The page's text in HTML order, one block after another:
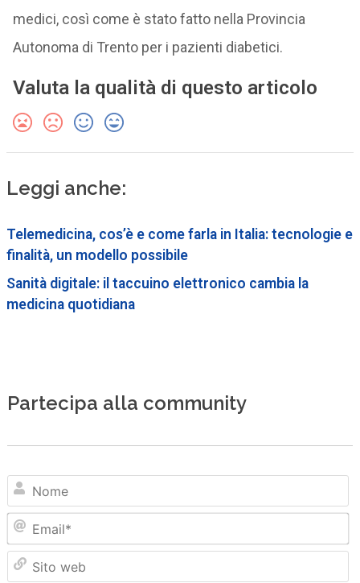
medici, così come è stato fatto nella Provincia
Autonoma di Trento per i pazienti diabetici.
Valuta la qualità di questo articolo
Leggi anche:
Telemedicina, cos’è e come farla in Italia: tecnologie e
finalità, un modello possibile
Sanità digitale: il taccuino elettronico cambia la
medicina quotidiana
Partecipa alla community